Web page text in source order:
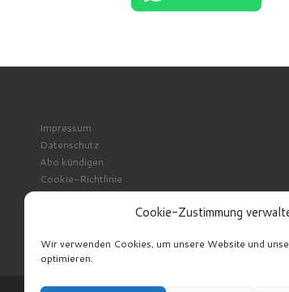
Cookie-Zustimmung
Wir verwenden Cookies, um unsere Website und
optimieren.
Impressum
Datenschutz
Abo kündigen
Cookie-Richtlinie